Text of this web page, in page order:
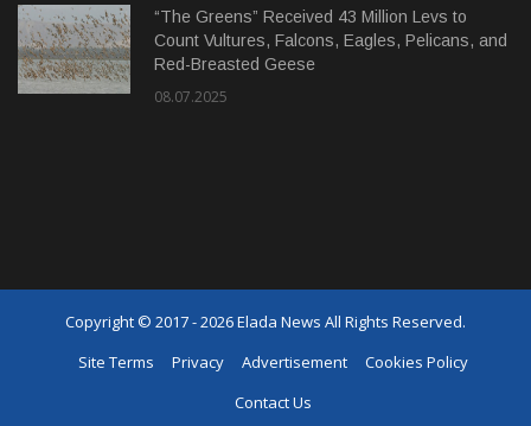
“The Greens” Received 43 Million Levs to
Count Vultures, Falcons, Eagles, Pelicans, and
Red-Breasted Geese
08.07.2025
Copyright © 2017 - 2026 Elada News All Rights Reserved.
Site Terms
Privacy Advertisement
Cookies Policy
Contact Us